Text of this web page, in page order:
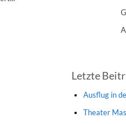
Letzte
Ausflug in
Theater